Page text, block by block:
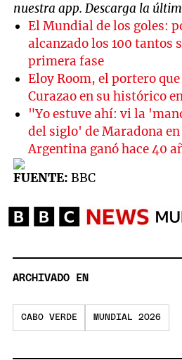
nuestra app. Descarga la
El Mundial de los goles:
alcanzado los 100 tantos
primera fase
Eloy Room, el portero
Curazao en su histórico
"Yo estuve ahí: vi la
del siglo' de Maradona
Argentina ganó hace 40
FUENTE: BBC
ARCHIVADO EN
CABO VERDE MUNDIAL 2026